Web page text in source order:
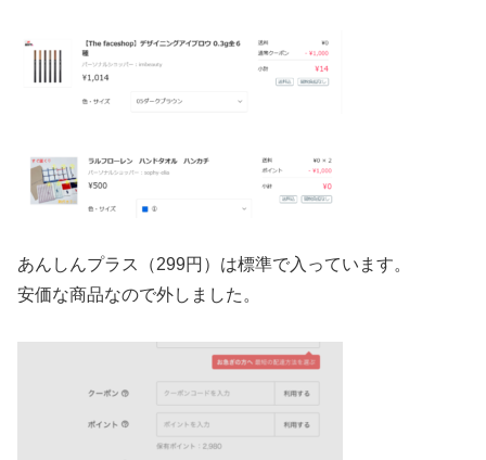
あんしんプラス（299円）は標準で入っています。
安価な商品なので外しました。